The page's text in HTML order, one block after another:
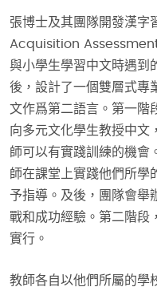
張博士及其團隊開發漢
Acquisition
與小學生學習中文時遇到
後，設計了一個雙層式專
文作爲第二語言。第一階
向多元文化學生教授中文
師可以有實踐訓練的機會
師在課堂上實踐他們所學
予指導。及後，團隊會舉
戰和成功經驗。第二階段
實行。
教師各自以他們所屬的學